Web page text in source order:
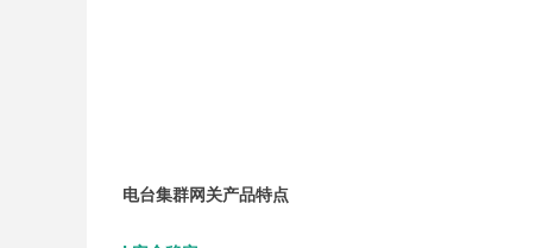
电台集群网关产品特点